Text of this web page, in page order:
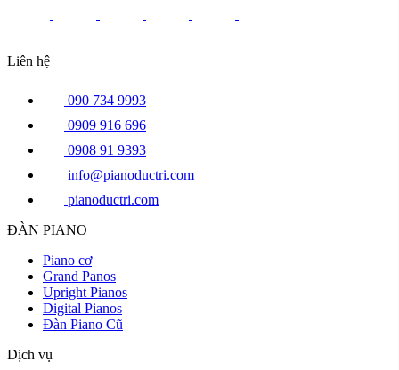
Liên hệ
090 734 9993
0909 916 696
0908 91 9393
info@pianoductri.com
pianoductri.com
ĐÀN PIANO
Piano cơ
Grand Panos
Upright Pianos
Digital Pianos
Đàn Piano Cũ
Dịch vụ